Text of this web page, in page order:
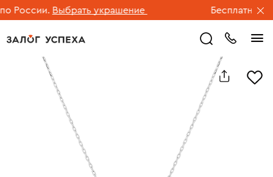
России. Выбрать украшение Бесплатная